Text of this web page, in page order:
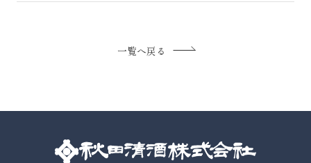
一覧へ戻る